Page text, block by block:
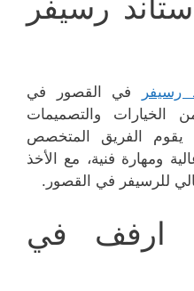
رسيفر
في القصور في
والتصميمات
يقوم الفريق المتخصص
ومهارة فنية، مع الأخذ
للرسيفر في القصور.
ارفف في